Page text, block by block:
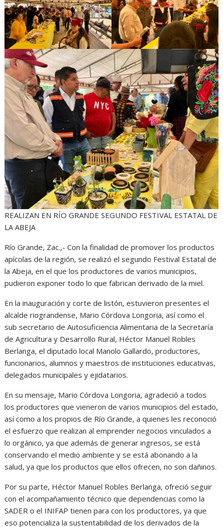
REALIZAN EN RÍO GRANDE SEGUNDO FESTIVAL ESTATAL DE
LA ABEJA
Río Grande, Zac.,- Con la finalidad de promover los productos
apícolas de la región, se realizó el segundo Festival Estatal de
la Abeja, en el que los productores de varios municipios,
pudieron exponer todo lo que fabrican derivado de la miel.
En la inauguración y corte de listón, estuvieron presentes el
alcalde riograndense, Mario Córdova Longoria, así como el
sub secretario de Autosuficiencia Alimentaria de la Secretaría
de Agricultura y Desarrollo Rural, Héctor Manuel Robles
Berlanga, el diputado local Manolo Gallardo, productores,
funcionarios, alumnos y maestros de instituciones educativas,
delegados municipales y ejidatarios.
En su mensaje, Mario Córdova Longoria, agradeció a todos
los productores que vieneron de varios municipios del estado,
así como a los propios de Río Grande, a quienes les reconoció
el esfuerzo que realizan al emprender negocios vinculados a
lo orgánico, ya que además de generar ingresos, se está
conservando el medio ambiente y se está abonando a la
salud, ya que los productos que ellos ofrecen, no son dañinos.
Por su parte, Héctor Manuel Robles Berlanga, ofreció seguir
con el acompañamiento técnico que dependencias como la
SADER o el INIFAP tienen para con los productores, ya que
eso potencializa la sustentabilidad de los derivados de la